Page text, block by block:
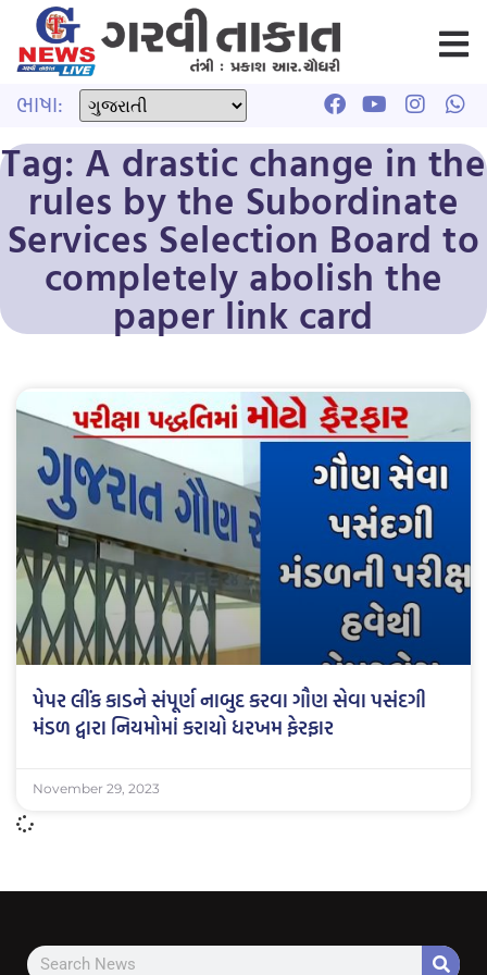
ભાષા:
Tag: A drastic change in the
rules by the Subordinate
Services Selection Board to
completely abolish the
paper link card
પેપર લીંક કાડને સંપૂર્ણ નાબુદ કરવા ગૌણ સેવા પસંદગી
મંડળ દ્વારા નિયમોમાં કરાયો ધરખમ ફેરફાર
November 29, 2023